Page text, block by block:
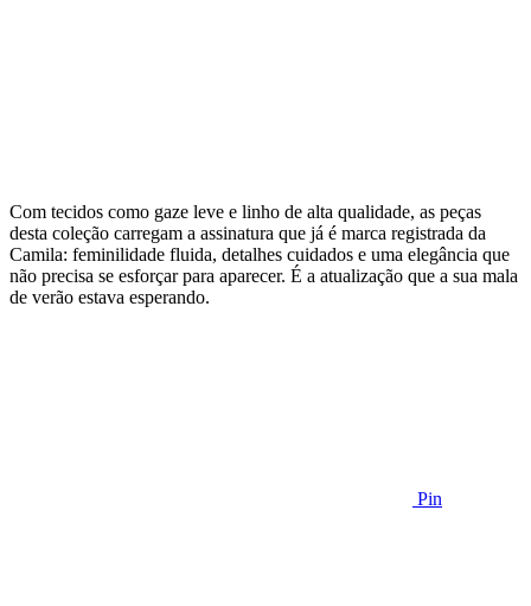
Com tecidos como gaze leve e linho de alta qualidade, as peças
desta coleção carregam a assinatura que já é marca registrada da
Camila: feminilidade fluida, detalhes cuidados e uma elegância que
não precisa se esforçar para aparecer. É a atualização que a sua mala
de verão estava esperando.
Pin